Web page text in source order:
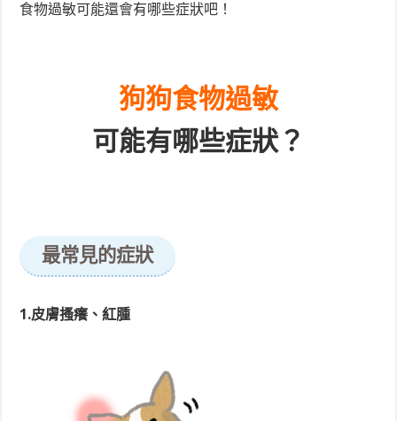
食物過敏可能還會有哪些症狀吧！
狗狗食物過敏
可能有哪些症狀？
最常見的症狀
1.皮膚搔癢、紅腫